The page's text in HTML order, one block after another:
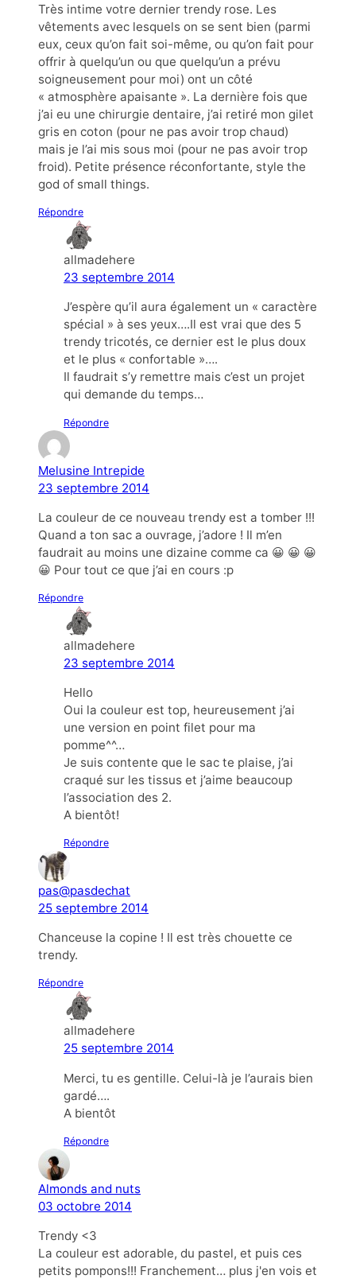
Très intime votre dernier trendy rose. Les
vêtements avec lesquels on se sent bien (parmi
eux, ceux qu’on fait soi-même, ou qu’on fait pour
offrir à quelqu’un ou que quelqu’un a prévu
soigneusement pour moi) ont un côté
« atmosphère apaisante ». La dernière fois que
j’ai eu une chirurgie dentaire, j’ai retiré mon gilet
gris en coton (pour ne pas avoir trop chaud)
mais je l’ai mis sous moi (pour ne pas avoir trop
froid). Petite présence réconfortante, style the
god of small things.
Répondre
allmadehere
23 septembre 2014
J’espère qu’il aura également un « caractère
spécial » à ses yeux….Il est vrai que des 5
trendy tricotés, ce dernier est le plus doux
et le plus « confortable »….
Il faudrait s’y remettre mais c’est un projet
qui demande du temps…
Répondre
Melusine Intrepide
23 septembre 2014
La couleur de ce nouveau trendy est a tomber !!!
Quand a ton sac a ouvrage, j’adore ! Il m’en
faudrait au moins une dizaine comme ca 😀 😀 😀
😀 Pour tout ce que j’ai en cours :p
Répondre
allmadehere
23 septembre 2014
Hello
Oui la couleur est top, heureusement j’ai
une version en point filet pour ma
pomme^^…
Je suis contente que le sac te plaise, j’ai
craqué sur les tissus et j’aime beaucoup
l’association des 2.
A bientôt!
Répondre
pas@pasdechat
25 septembre 2014
Chanceuse la copine ! Il est très chouette ce
trendy.
Répondre
allmadehere
25 septembre 2014
Merci, tu es gentille. Celui-là je l’aurais bien
gardé….
A bientôt
Répondre
Almonds and nuts
03 octobre 2014
Trendy <3
La couleur est adorable, du pastel, et puis ces
petits pompons!!! Franchement… plus j'en vois et